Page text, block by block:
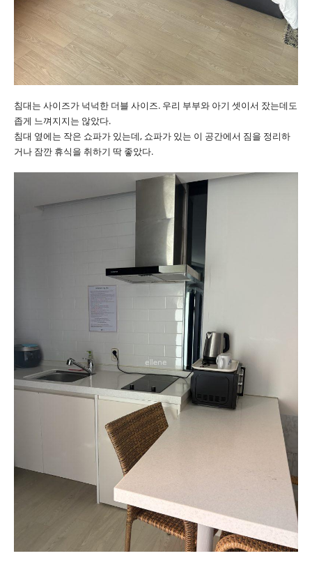
침대는 사이즈가 넉넉한 더블 사이즈. 우리 부부와 아기 셋이서 잤는데도
좁게 느껴지지는 않았다.
침대 옆에는 작은 쇼파가 있는데, 쇼파가 있는 이 공간에서 짐을 정리하
거나 잠깐 휴식을 취하기 딱 좋았다.